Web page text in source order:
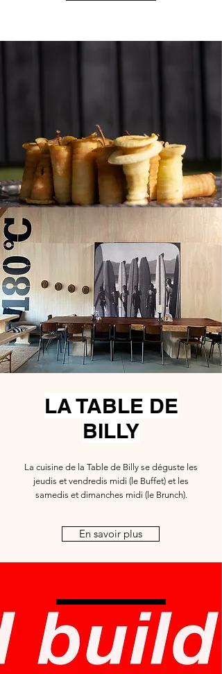
LA TABLE DE
BILLY
La cuisine de la Table de Billy se déguste les
jeudis et vendredis midi (le Buffet) et les
samedis et dimanches midi (le Brunch).
En savoir plus